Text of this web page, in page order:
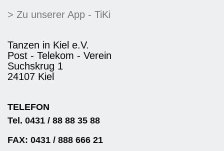
> Zu unserer App - TiKi
Tanzen in Kiel e.V.
Post - Telekom - Verein
Suchskrug 1
24107 Kiel
TELEFON
Tel. 0431 / 88 88 35 88
FAX: 0431 / 888 666 21